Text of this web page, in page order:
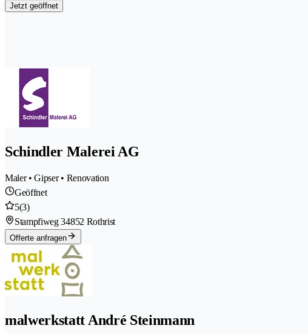
Jetzt geöffnet
Schindler Malerei AG
Maler • Gipser • Renovation
Geöffnet
5(3)
Stampfiweg 34852 Rothrist
Offerte anfragen
malwerkstatt André Steinmann